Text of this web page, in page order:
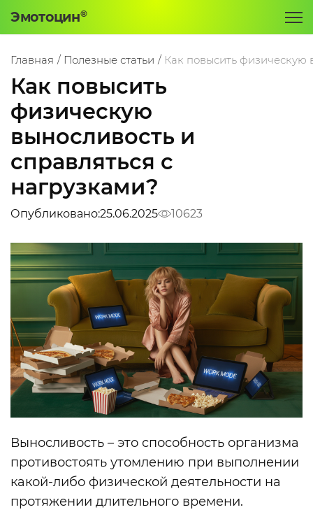
такое Эмотоцин?
Эмотоцин?
на организм
статьи
купить?
Главная Полезные статьи Как повысить физическую
Как повысить
физическую
выносливость и
справляться с
нагрузками?
Опубликовано:25.06.2025 10623
Выносливость – это способность организма
противостоять утомлению при выполнении
какой-либо физической деятельности на
протяжении длительного времени.